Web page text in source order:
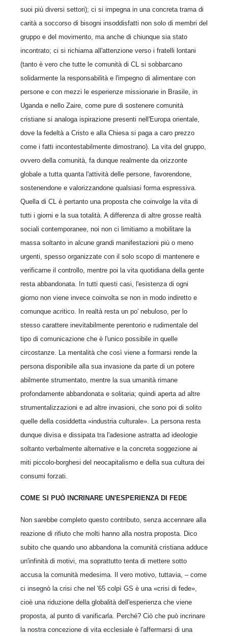
suoi più diversi settori); ci si impegna in una concreta trama di
carità a soccorso di bisogni insoddisfatti non solo di membri del
gruppo e del movimento, ma anche di chiunque sia stato
incontrato; ci si richiama all'attenzione verso i fratelli lontani
(tanto è vero che tutte le comunità di CL si sobbarcano
solidarmente la responsabilità e l'impegno di alimentare con
persone e con mezzi le esperienze missionarie in Brasile, in
Uganda e nello Zaire, come pure di sostenere comunità
cristiane si analoga ispirazione presenti nell'Europa orientale,
dove la fedeltà a Cristo e alla Chiesa si paga a caro prezzo
come i fatti incontestabilmente dimostrano). La vita del gruppo,
ovvero della comunità, fa dunque realmente da orizzonte
globale a tutta quanta l'attività delle persone, favorendone,
sostenendone e valorizzandone qualsiasi forma espressiva.
Quella di CL è pertanto una proposta che coinvolge la vita di
tutti i giorni e la sua totalità. A differenza di altre grosse realtà
sociali contemporanee, noi non ci limitiamo a mobilitare la
massa soltanto in alcune grandi manifestazioni più o meno
urgenti, spesso organizzate con il solo scopo di mantenere e
verificarne il controllo, mentre poi la vita quotidiana della gente
resta abbandonata. In tutti questi casi, l'esistenza di ogni
giorno non viene invece coinvolta se non in modo indiretto e
comunque acritico. In realtà resta un po' nebuloso, per lo
stesso carattere inevitabilmente perentorio e rudimentale del
tipo di comunicazione che è l'unico possibile in quelle
circostanze. La mentalità che così viene a formarsi rende la
persona disponibile alla sua invasione da parte di un potere
abilmente strumentato, mentre la sua umanità rimane
profondamente abbandonata e solitaria; quindi aperta ad altre
strumentalizzazioni e ad altre invasioni, che sono poi di solito
quelle della cosiddetta «industria culturale». La persona resta
dunque divisa e dissipata tra l'adesione astratta ad ideologie
soltanto verbalmente alternative e la concreta soggezione ai
miti piccolo-borghesi del neocapitalismo e della sua cultura dei
consumi forzati.
COME SI PUÒ INCRINARE UN'ESPERIENZA DI FEDE
Non sarebbe completo questo contributo, senza accennare alla
reazione di rifiuto che molti hanno alla nostra proposta. Dico
subito che quando uno abbandona la comunità cristiana adduce
un'infinità di motivi, ma soprattutto tenta di mettere sotto
accusa la comunità medesima. Il vero motivo, tuttavia, – come
ci insegnò la crisi che nel '65 colpì GS è una «crisi di fede»,
cioè una riduzione della globalità dell'esperienza che viene
proposta, al punto di vanificarla. Perché? Ciò che può incrinare
la nostra concezione di vita ecclesiale è l'affermarsi di una